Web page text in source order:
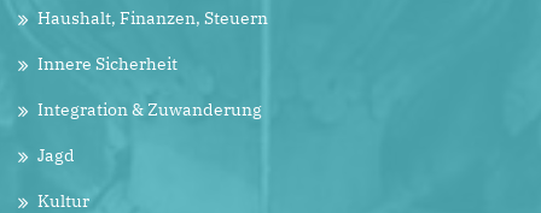
Haushalt, Finanzen, Steuern
Innere Sicherheit
Integration & Zuwanderung
Jagd
Kultur